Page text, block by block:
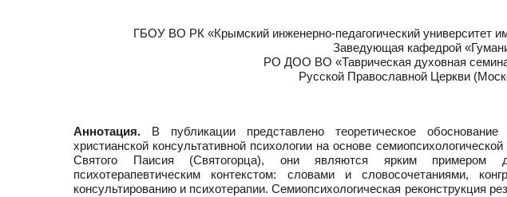
ГБОУ ВО РК «Крымский инженерно-педагогический университет
Заведующая кафедрой
РО ДОО ВО «Таврическая духовная
Русской Православной Церкви
Аннотация. В публикации представлено теоретическое
христианской консультативной психологии на основе
Святого Паисия (Святогорца), они являются ярким примером
психотерапевтическим контекстом: словами и словосочетаниями,
консультированию и психотерапии. Семиопсихологическая реконструкция